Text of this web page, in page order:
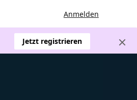
Anmelden
Jetzt registrieren